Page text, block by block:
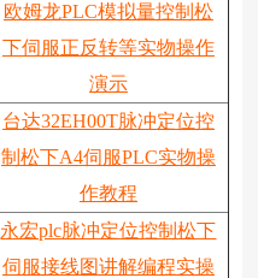
欧姆龙PLC模拟量控制松
下伺服正反转等实物操作
演示
台达32EH00T脉冲定位控
制松下A4伺服PLC实物操
作教程
永宏plc脉冲定位控制松下
伺服接线图讲解编程实操